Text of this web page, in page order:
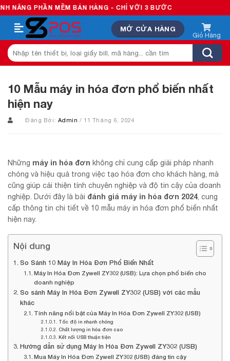
Skip
to
content
MỀM BÁN HÀNG - CHỈ VỚI 3 BƯỚC
MỞ CỬA HÀNG
Tìm
kiếm:
10 Mẫu máy in hóa đơn phổ biến nhất
hiện nay
Đăng Bởi: Admin/ 11 Tháng 6, 2024
Những máy in hóa đơn không chỉ cung cấp giải pháp nhanh
chóng và hiệu quả trong việc tạo hóa đơn cho khách hàng, mà
cũng giúp cải thiện tính chuyên nghiệp và độ tin cậy của doanh
nghiệp. Dưới đây là bài đánh giá máy in hóa đơn 2024 , cung
cấp thông tin chi tiết về 10 mẫu máy in hóa đơn phổ biến nhất
hiện nay.
Nội dung
So Sánh 10 Máy In Hóa Đơn Phổ Biến Nhất
Máy In Hóa Đơn Zywell ZY302 (USB): Lựa chọn phổ biến cho
doanh nghiệp
So sánh Máy In Hóa Đơn Zywell ZY302 (USB) với các mẫu
khác
Tính năng nổi bật của Máy In Hóa Đơn Zywell ZY302 (USB)
Tốc độ in nhanh chóng
Chất lượng in hóa đơn cao
Kết nối USB thuận tiện
Hướng dẫn sử dụng Máy In Hóa Đơn Zywell ZY302 (USB)
Mua Máy In Hóa Đơn Zywell ZY302 (USB) đáng tin cậy